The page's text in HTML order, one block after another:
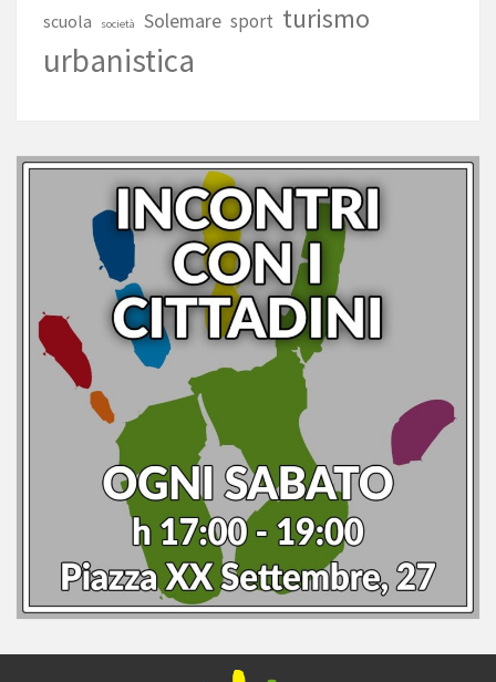
scuola società Solemare sport turismo
urbanistica